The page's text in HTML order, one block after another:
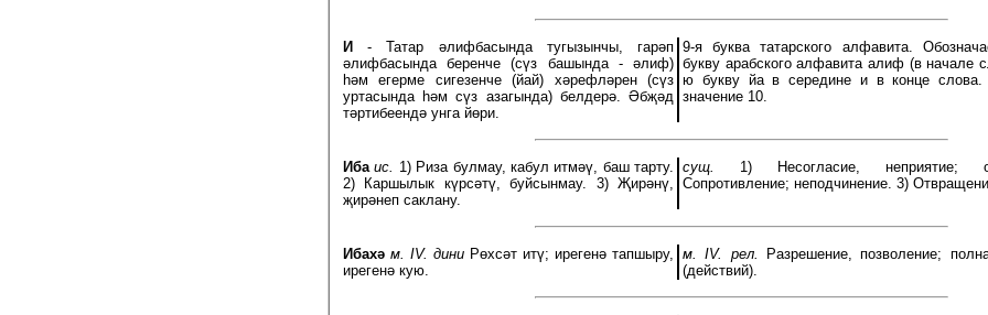
И
- Татар әлифбасында тугызынчы, гарәп
әлифбасында беренче (сүз башында - әлиф)
һәм егерме сигезенче (йай) хәрефләрен (сүз
уртасында һәм сүз азагында) белдерә. Әбҗәд
тәртибеендә унга йөри.
9-я буква татарского алфавита.
букву арабского алфавита алиф (в начале
ю букву йа в середине и в конце
значение 10.
Иба ис. 1) Риза булмау, кабул итмәү, баш тарту.
2) Каршылык күрсәтү, буйсынмау. 3) Җирәнү,
җирәнеп саклану.
сущ.
1) Несогласие, неприятие;
Сопротивление; неподчинение. 3)
Ибахә м. IV. дини Рөхсәт итү; ирегенә тапшыру,
ирегенә кую.
м. IV. рел.
Разрешение, позволение;
(действий).